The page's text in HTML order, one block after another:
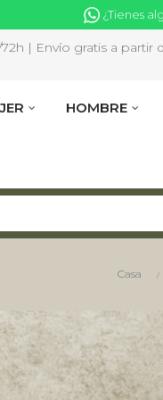
¿Tienes
| Envío gratis a
HOMBRE
Casa